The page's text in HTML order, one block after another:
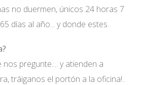
no duermen, únicos 24 horas 7
días al año... y donde estes.
pregunte.... y atienden a
tráiganos el portón a la oficina!..